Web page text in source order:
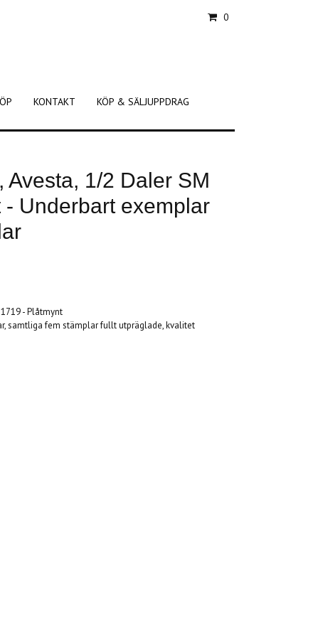
0
KONTAKT
KÖP & SÄLJUPPDRAG
Avesta, 1/2 Daler SM
Underbart exemplar
- Plåtmynt
samtliga fem stämplar fullt utpräglade, kvalitet